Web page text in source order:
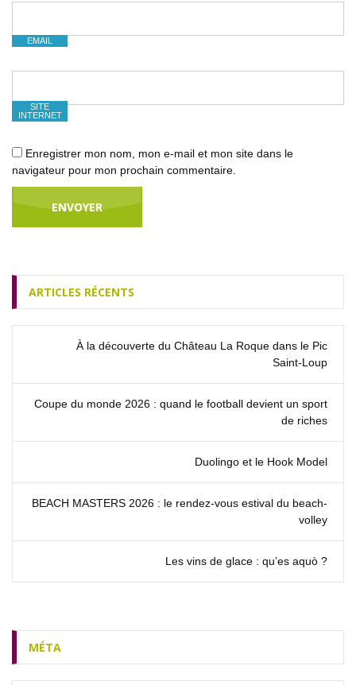
EMAIL
SITE
INTERNET
Enregistrer mon nom, mon e-mail et mon site dans le
navigateur pour mon prochain commentaire.
ARTICLES RÉCENTS
À la découverte du Château La Roque dans le Pic
Saint‑Loup
Coupe du monde 2026 : quand le football devient un sport
de riches
Duolingo et le Hook Model
BEACH MASTERS 2026 : le rendez‑vous estival du beach-
volley
Les vins de glace : qu’es aquò ?
MÉTA